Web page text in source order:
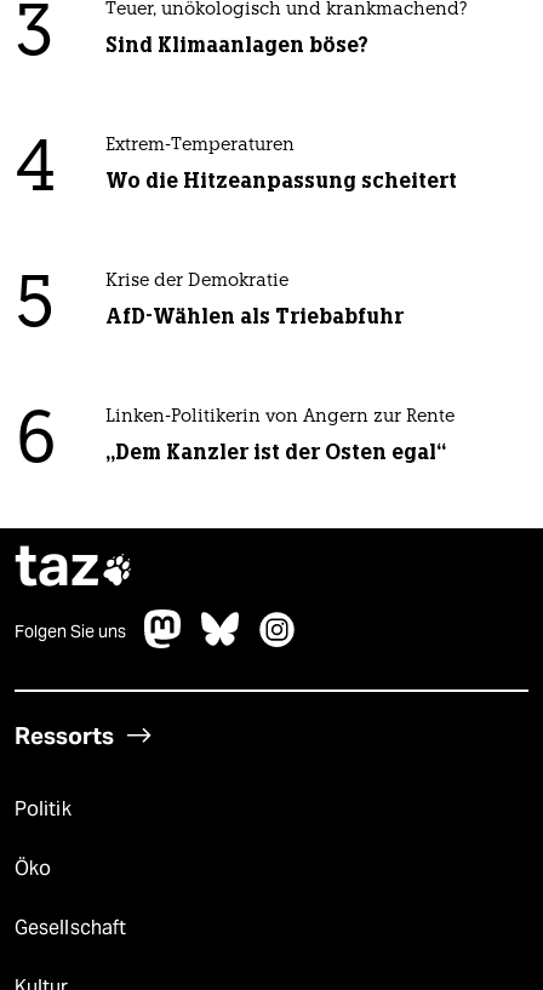
3 Teuer, unökologisch und krankmachend?
Sind Klimaanlagen böse?
4 Extrem-Temperaturen
Wo die Hitzeanpassung scheitert
5 Krise der Demokratie
AfD-Wählen als Triebabfuhr
6 Linken-Politikerin von Angern zur Rente
„Dem Kanzler ist der Osten egal“
taz
Folgen Sie uns
Ressorts
Politik
Öko
Gesellschaft